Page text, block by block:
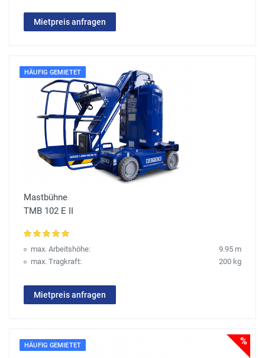
Mietpreis anfragen
HÄUFIG GEMIETET
Mastbühne
TMB 102 E II
max. Arbeitshöhe:
9.95 m
max. Tragkraft:
200 kg
Mietpreis anfragen
HÄUFIG GEMIETET %